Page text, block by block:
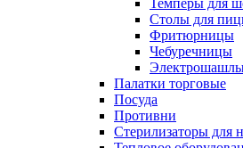
Темперы для
Столы для
Фритюрницы
Чебуречницы
Палатки торговые
Посуда
Противни
Стерилизаторы для